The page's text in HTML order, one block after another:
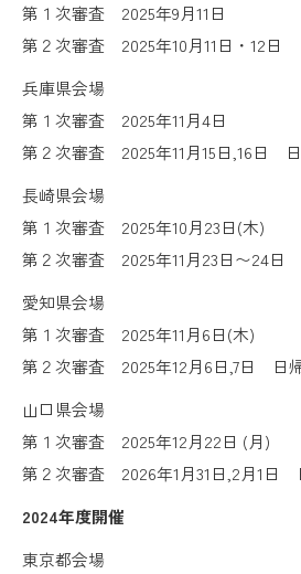
第１次審査 2025年9月11日
第２次審査 2025年10月11日・12日
兵庫県会場
第１次審査 2025年11月4日
第２次審査 2025年11月15日,16日
長崎県会場
第１次審査 2025年10月23日(木)
第２次審査 2025年11月23日〜24日
愛知県会場
第１次審査 2025年11月6日(木)
第２次審査 2025年12月6日,7日 日
山口県会場
第１次審査 2025年12月22日 (月)
第２次審査 2026年1月31日,2月1日
2024年度開催
東京都会場